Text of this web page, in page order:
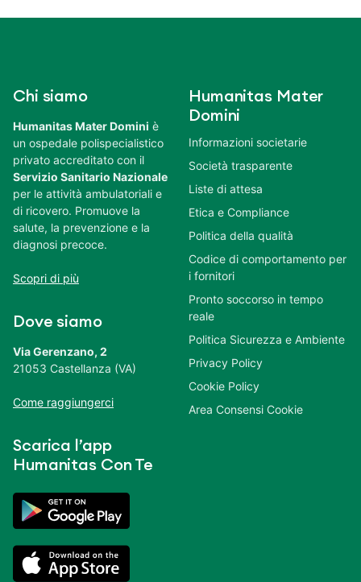
Chi siamo
Humanitas Mater Domini è
un ospedale polispecialistico
privato accreditato con il
Servizio Sanitario Nazionale
per le attività ambulatoriali e
di ricovero. Promuove la
salute, la prevenzione e la
diagnosi precoce.
Scopri di più
Dove siamo
Via Gerenzano, 2
21053 Castellanza (VA)
Come raggiungerci
Scarica l’app
Humanitas Con Te
Humanitas Mater
Domini
Informazioni societarie
Società trasparente
Liste di attesa
Etica e Compliance
Politica della qualità
Codice di comportamento per
i fornitori
Pronto soccorso in tempo
reale
Politica Sicurezza e Ambiente
Privacy Policy
Cookie Policy
Area Consensi Cookie